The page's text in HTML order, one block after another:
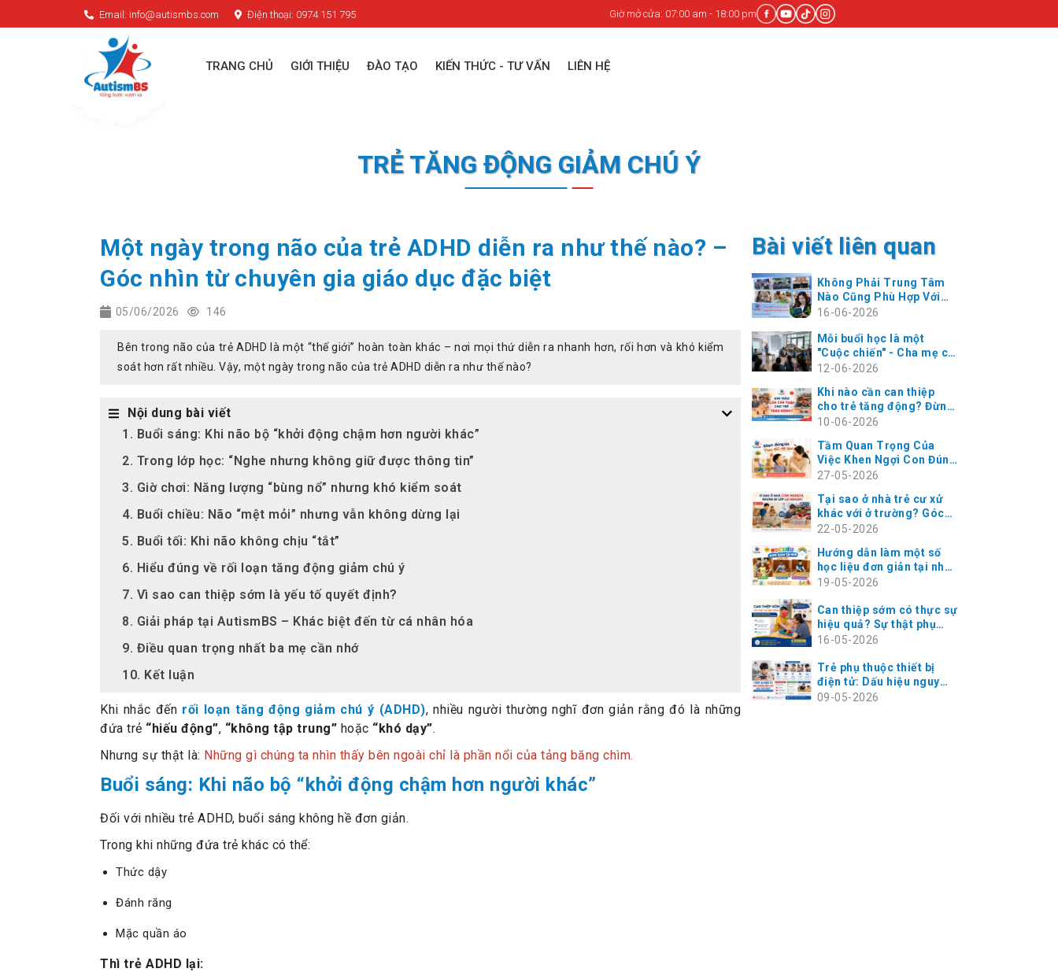
Email: info@autismbs.com Điện thoại: 0974 151 795 Giờ mở cửa: 07:00 am - 18:00 pm
TRANG CHỦ GIỚI THIỆU ĐÀO TẠO KIẾN THỨC - TƯ VẤN LIÊN HỆ
TRẺ TĂNG ĐỘNG GIẢM CHÚ Ý
Một ngày trong não của trẻ ADHD diễn ra như thế nào? –
Góc nhìn từ chuyên gia giáo dục đặc biệt
05/06/2026 146
Bên trong não của trẻ ADHD là một “thế giới” hoàn toàn khác – nơi mọi thứ diễn ra nhanh hơn, rối hơn và khó kiểm
soát hơn rất nhiều. Vậy, một ngày trong não của trẻ ADHD diễn ra như thế nào?
Nội dung bài viết
1. Buổi sáng: Khi não bộ “khởi động chậm hơn người khác”
2. Trong lớp học: “Nghe nhưng không giữ được thông tin”
3. Giờ chơi: Năng lượng “bùng nổ” nhưng khó kiểm soát
4. Buổi chiều: Não “mệt mỏi” nhưng vẫn không dừng lại
5. Buổi tối: Khi não không chịu “tắt”
6. Hiểu đúng về rối loạn tăng động giảm chú ý
7. Vì sao can thiệp sớm là yếu tố quyết định?
8. Giải pháp tại AutismBS – Khác biệt đến từ cá nhân hóa
9. Điều quan trọng nhất ba mẹ cần nhớ
10. Kết luận
Khi nhắc đến rối loạn tăng động giảm chú ý (ADHD), nhiều người thường nghĩ đơn giản rằng đó là những
đứa trẻ “hiếu động”, “không tập trung” hoặc “khó dạy”.
Nhưng sự thật là: Những gì chúng ta nhìn thấy bên ngoài chỉ là phần nổi của tảng băng chìm.
Buổi sáng: Khi não bộ “khởi động chậm hơn người khác”
Đối với nhiều trẻ ADHD, buổi sáng không hề đơn giản.
Trong khi những đứa trẻ khác có thể:
Thức dậy
Đánh răng
Mặc quần áo
Thì trẻ ADHD lại:
Bài viết liên quan
Không Phải Trung Tâm
Nào Cũng Phù Hợp Với
Con Bạn
16-06-2026
Mỗi buổi học là một
"Cuộc chiến" - Cha mẹ có
con tăng động hiểu điều
12-06-2026
Khi nào cần can thiệp
cho trẻ tăng động? Đừng
đợi đến khi vào lớp 1
10-06-2026
Tầm Quan Trọng Của
Việc Khen Ngợi Con Đúng
Lúc – Chìa Khóa Vàng
Chậm Nói, Tự Kỷ, ADHD
27-05-2026
Tại sao ở nhà trẻ cư xử
khác với ở trường? Góc
nhìn chuyên gia can thiệp
22-05-2026
Hướng dẫn làm một số
học liệu đơn giản tại nhà
cho bé
19-05-2026
Can thiệp sớm có thực sự
hiệu quả? Sự thật phụ
huynh cần biết trước khi
16-05-2026
Trẻ phụ thuộc thiết bị
điện tử: Dấu hiệu nguy
hiểm và cách can thiệp
09-05-2026